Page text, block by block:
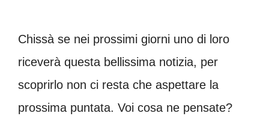
Chissà se nei prossimi giorni uno di loro
riceverà questa bellissima notizia, per
scoprirlo non ci resta che aspettare la
prossima puntata. Voi cosa ne pensate?